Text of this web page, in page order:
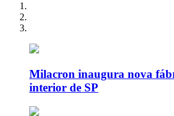
Milacron inaugura nova
interior de SP